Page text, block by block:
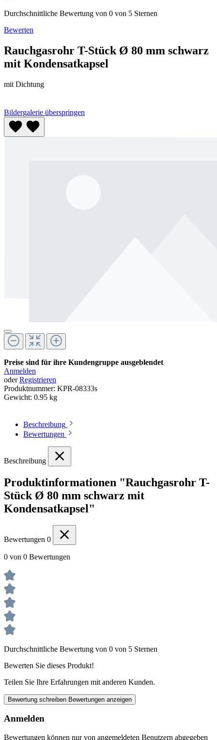
Durchschnittliche Bewertung von 0 von 5 Sternen
Bewerten
Rauchgasrohr T-Stück Ø 80 mm schwarz
mit Kondensatkapsel
mit Dichtung
Bildergalerie überspringen
Preise sind für ihre Kundengruppe ausgeblendet
Anmelden
oderRegistrieren
Produktnummer: KPR-08333s
Gewicht: 0.95 kg
Beschreibung
Bewertungen
Beschreibung
Produktinformationen "Rauchgasrohr T-
Stück Ø 80 mm schwarz mit
Kondensatkapsel"
Bewertungen 0
0 von 0 Bewertungen
Durchschnittliche Bewertung von 0 von 5 Sternen
Bewerten Sie dieses Produkt!
Teilen Sie Ihre Erfahrungen mit anderen Kunden.
Bewertung schreiben Bewertungen anzeigen
Anmelden
Bewertungen können nur von angemeldeten Benutzern abgegeben